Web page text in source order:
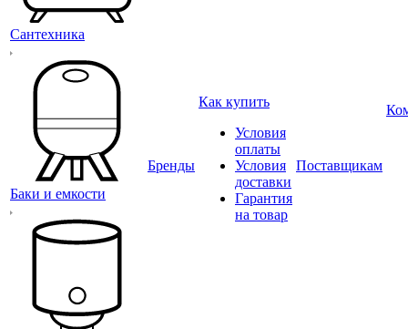
Сантехника
Баки и емкости
Бренды
Как купить
Условия
оплаты
Условия
доставки
Гарантия
на товар
Поставщикам